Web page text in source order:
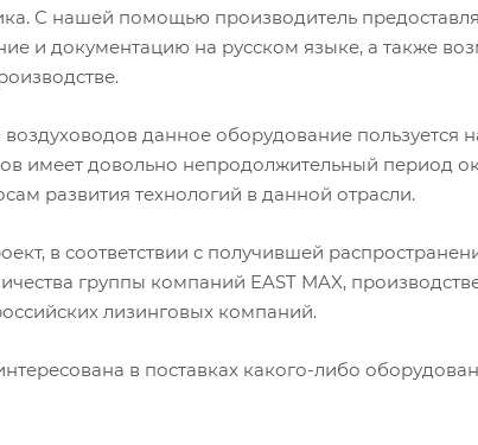
С нашей помощью производитель
и документацию на русском языке, а также
воздуховодов данное оборудование
имеет довольно непродолжительный период
развития технологий в данной отрасли.
в соответствии с получившей
группы компаний EAST MAX,
лизинговых компаний.
в поставках какого-либо